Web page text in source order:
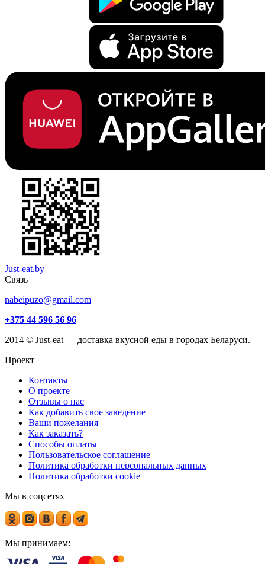
Just-eat.by
Связь
nabeipuzo@gmail.com
+375 44 596 56 96
2014 © Just-eat — доставка вкусной еды в городах Беларуси.
Проект
Контакты
О проекте
Отзывы о нас
Как добавить свое заведение
Ваши пожелания
Как заказать?
Способы оплаты
Пользовательское соглашение
Политика обработки персональных данных
Политика обработки cookie
Мы в соцсетях
Мы принимаем: